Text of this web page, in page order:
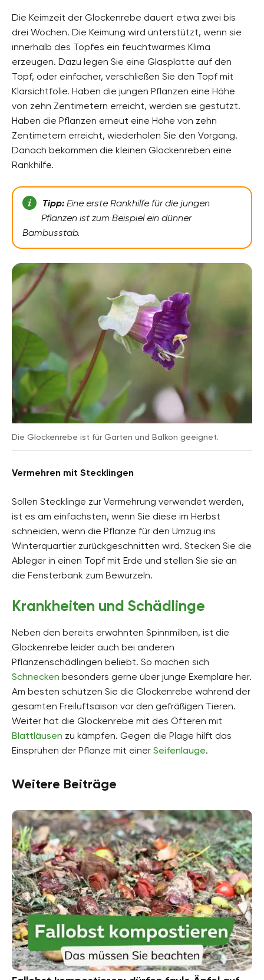
Die Keimzeit der Glockenrebe dauert etwa zwei bis
drei Wochen. Die Keimung wird unterstützt, wenn sie
innerhalb des Topfes ein feuchtwarmes Klima
erzeugen. Dazu legen Sie eine Glasplatte auf den
Topf, oder einfacher, verschließen Sie den Topf mit
Klarsichtfolie. Haben die jungen Pflanzen eine Höhe
von zehn Zentimetern erreicht, werden sie gestutzt.
Haben die Pflanzen erneut eine Höhe von zehn
Zentimetern erreicht, wiederholen Sie den Vorgang.
Danach bekommen die kleinen Glockenreben eine
Rankhilfe.
Tipp:Eine erste Rankhilfe für die jungen
Pflanzen ist zum Beispiel ein dünner
Bambusstab.
Die Glockenrebe ist für Garten und Balkon geeignet.
Vermehren mit Stecklingen
Sollen Stecklinge zur Vermehrung verwendet werden,
ist es am einfachsten, wenn Sie diese im Herbst
schneiden, wenn die Pflanze für den Umzug ins
Winterquartier zurückgeschnitten wird. Stecken Sie die
Ableger in einen Topf mit Erde und stellen Sie sie an
die Fensterbank zum Bewurzeln.
Krankheiten und Schädlinge
Neben den bereits erwähnten Spinnmilben, ist die
Glockenrebe leider auch bei anderen
Pflanzenschädlingen beliebt. So machen sich
Schnecken besonders gerne über junge Exemplare her.
Am besten schützen Sie die Glockenrebe während der
gesamten Freiluftsaison vor den gefräßigen Tieren.
Weiter hat die Glockenrebe mit des Öfteren mit
Blattläusen zu kämpfen. Gegen die Plage hilft das
Einsprühen der Pflanze mit einer Seifenlauge.
Weitere Beiträge